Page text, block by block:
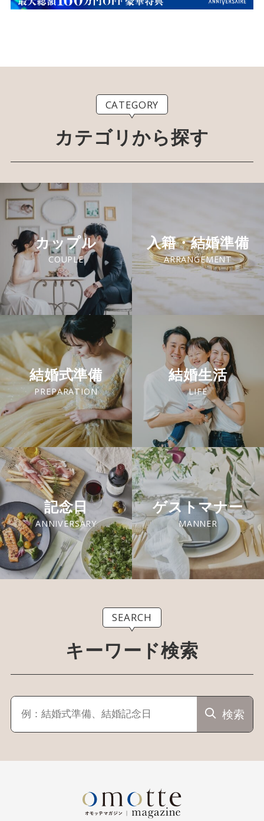
CATEGORY
カテゴリから探す
カップル
COUPLE
入籍・結婚準備
ARRANGEMENT
結婚式準備
PREPARATION
結婚生活
LIFE
記念日
ANNIVERSARY
ゲストマナー
MANNER
SEARCH
キーワード検索
検索